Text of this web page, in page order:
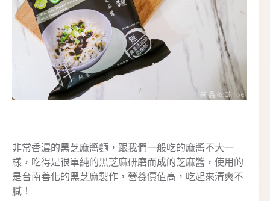
非常香濃的黑芝麻醬麵，跟我們一般吃的麻醬不大一
樣，吃得是很單純的黑芝麻研磨而成的芝麻醬，使用的
是台南善化的黑芝麻製作，營養價值高，吃起來清爽不
膩！